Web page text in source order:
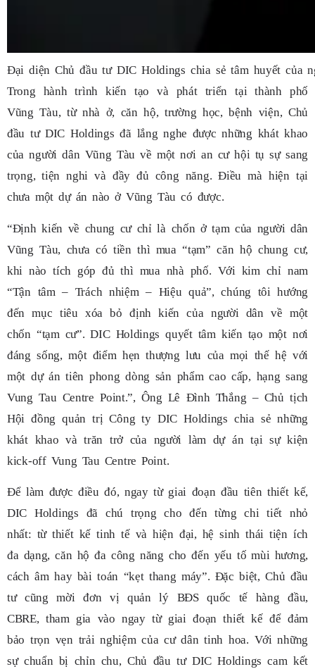
Đại diện Chủ đầu tư DIC Holdings chia sẻ tâm huyết của
Trong hành trình kiến tạo và phát triển tại thành phố
Vũng Tàu, từ nhà ở, căn hộ, trường học, bệnh viện, Chủ
đầu tư DIC Holdings đã lắng nghe được những khát khao
của người dân Vũng Tàu về một nơi an cư hội tụ sự sang
trọng, tiện nghi và đầy đủ công năng. Điều mà hiện tại
chưa một dự án nào ở Vũng Tàu có được.
“Định kiến về chung cư chỉ là chốn ở tạm của người dân
Vũng Tàu, chưa có tiền thì mua “tạm” căn hộ chung cư,
khi nào tích góp đủ thì mua nhà phố. Với kim chỉ nam
“Tận tâm – Trách nhiệm – Hiệu quả”, chúng tôi hướng
đến mục tiêu xóa bỏ định kiến của người dân về một
chốn “tạm cư”. DIC Holdings quyết tâm kiến tạo một nơi
đáng sống, một điểm hẹn thượng lưu của mọi thế hệ với
một dự án tiên phong dòng sản phẩm cao cấp, hạng sang
Vung Tau Centre Point.”, Ông Lê Đình Thắng – Chủ tịch
Hội đồng quản trị Công ty DIC Holdings chia sẻ những
khát khao và trăn trở của người làm dự án tại sự kiện
kick-off Vung Tau Centre Point.
Để làm được điều đó, ngay từ giai đoạn đầu tiên thiết kế,
DIC Holdings đã chú trọng cho đến từng chi tiết nhỏ
nhất: từ thiết kế tinh tế và hiện đại, hệ sinh thái tiện ích
đa dạng, căn hộ đa công năng cho đến yếu tố mùi hương,
cách âm hay bài toán “kẹt thang máy”. Đặc biệt, Chủ đầu
tư cũng mời đơn vị quản lý BĐS quốc tế hàng đầu,
CBRE, tham gia vào ngay từ giai đoạn thiết kế để đảm
bảo trọn vẹn trải nghiệm của cư dân tinh hoa. Với những
sự chuẩn bị chỉn chu, Chủ đầu tư DIC Holdings cam kết